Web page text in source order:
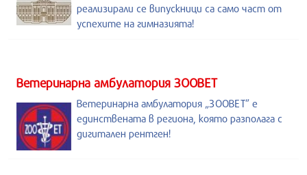
реализирали се випускници са само част от
успехите на гимназията!
Ветеринарна амбулатория ЗООВЕТ
Ветеринарна амбулатория „ЗООВЕТ” е
единствената в региона, която разполага с
дигитален рентген!